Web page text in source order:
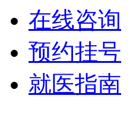
在线咨询
预约挂号
就医指南